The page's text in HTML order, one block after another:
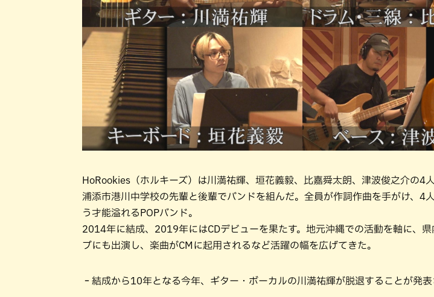
HoRookies（ホルキーズ）は川満祐輝、垣花義毅、比嘉舜太朗、津波俊之介の4人
浦添市港川中学校の先輩と後輩でバンドを組んだ。全員が作詞作曲を手がけ、4
う才能溢れるPOPバンド。
2014年に結成、2019年にはCDデビューを果たす。地元沖縄での活動を軸に、県
ブにも出演し、楽曲がCMに起用されるなど活躍の幅を広げてきた。
‐結成から10年となる今年、ギター・ボーカルの川満祐輝が脱退することが発表